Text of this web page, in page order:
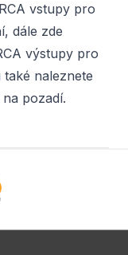
vstupy pro
dále zde
výstupy pro
naleznete
pozadí.